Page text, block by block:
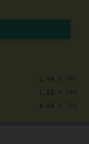
4,90 %
1,25 %
4,00 %